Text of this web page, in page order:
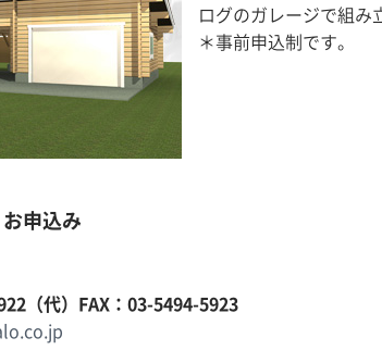
ログのガレージで組み
＊事前申込制です。
申込み
（代）FAX：03-5494-5923